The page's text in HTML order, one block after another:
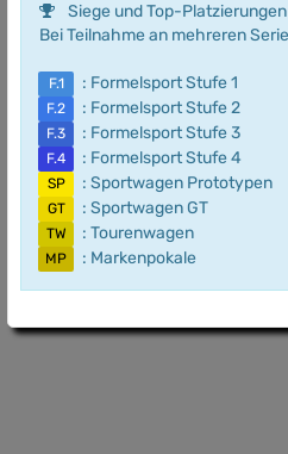
Siege und Top-
Bei Teilnahme an mehreren
F.1 : Formelsport Stufe 1
F.2 : Formelsport Stufe 2
F.3 : Formelsport Stufe 3
F.4 : Formelsport Stufe 4
SP : Sportwagen Prototypen
GT : Sportwagen GT
TW : Tourenwagen
MP : Markenpokale